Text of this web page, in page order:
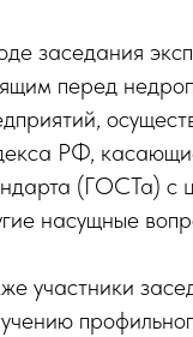
заседания
перед
РФ,
(ГОСТа) с
насущные
участники